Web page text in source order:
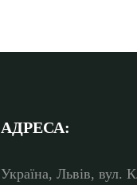
АДРЕСА:
Україна, Львів, вул.